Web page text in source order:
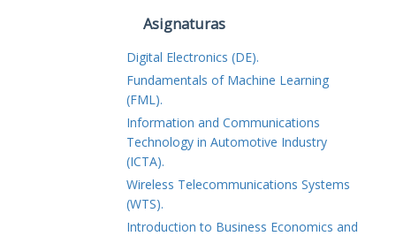
Asignaturas
Digital Electronics (DE).
Fundamentals of Machine Learning
(FML).
Information and Communications
Technology in Automotive Industry
(ICTA).
Wireless Telecommunications Systems
(WTS).
Introduction to Business Economics and